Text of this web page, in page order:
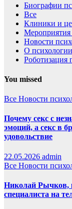
Биографии
Все
Клиники и
Мероприятия
Новости
О
Роботизация
You missed
Все Новости
Почему секс с
эмоций, а секс в
удовольствие
22.05.2026 admin
Все Новости
Николай Рычков,
специалиста на